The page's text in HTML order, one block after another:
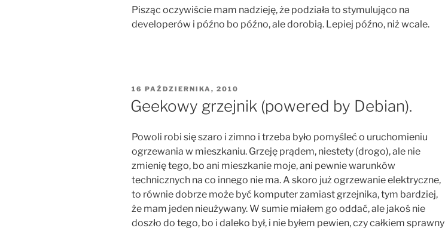
Pisząc oczywiście mam nadzieję, że podziała to stymulująco na
developerów i późno bo późno, ale dorobią. Lepiej późno, niż wcale.
OPUBLIKOWANE
W
16 PAŹDZIERNIKA, 2010
Geekowy grzejnik (powered by Debian).
Powoli robi się szaro i zimno i trzeba było pomyśleć o uruchomieniu
ogrzewania w mieszkaniu. Grzeję prądem, niestety (drogo), ale nie
zmienię tego, bo ani mieszkanie moje, ani pewnie warunków
technicznych na co innego nie ma. A skoro już ogrzewanie elektryczne,
to równie dobrze może być komputer zamiast grzejnika, tym bardziej,
że mam jeden nieużywany. W sumie miałem go oddać, ale jakoś nie
doszło do tego, bo i daleko był, i nie byłem pewien, czy całkiem sprawny